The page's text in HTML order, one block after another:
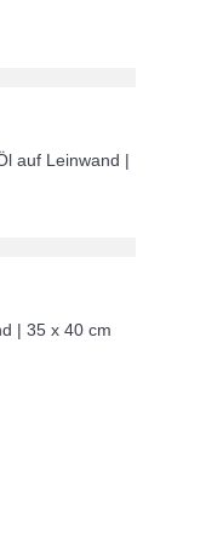
auf Leinwand |
| 35 x 40 cm